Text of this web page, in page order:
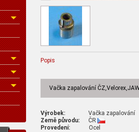
Popis
Vačka zapalování
Výrobek: Vačka zapalování
Země původu: ČR
Provedení: Ocel